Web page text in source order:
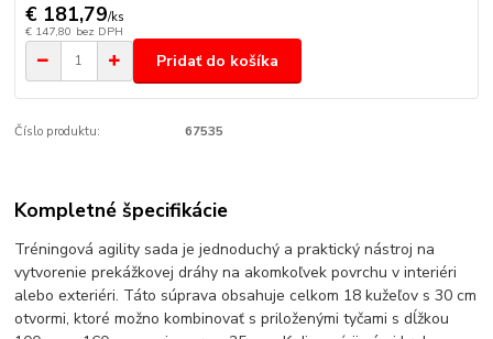
€ 181,79/ks
€ 147,80 bez DPH
Pridať do košíka
Číslo produktu: 67535
Kompletné špecifikácie
Tréningová agility sada je jednoduchý a praktický nástroj na
vytvorenie prekážkovej dráhy na akomkoľvek povrchu v interiéri
alebo exteriéri. Táto súprava obsahuje celkom 18 kužeľov s 30 cm
otvormi, ktoré možno kombinovať s priloženými tyčami s dĺžkou